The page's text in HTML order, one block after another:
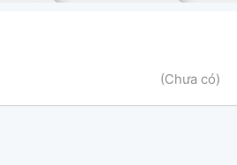
(Chưa có)